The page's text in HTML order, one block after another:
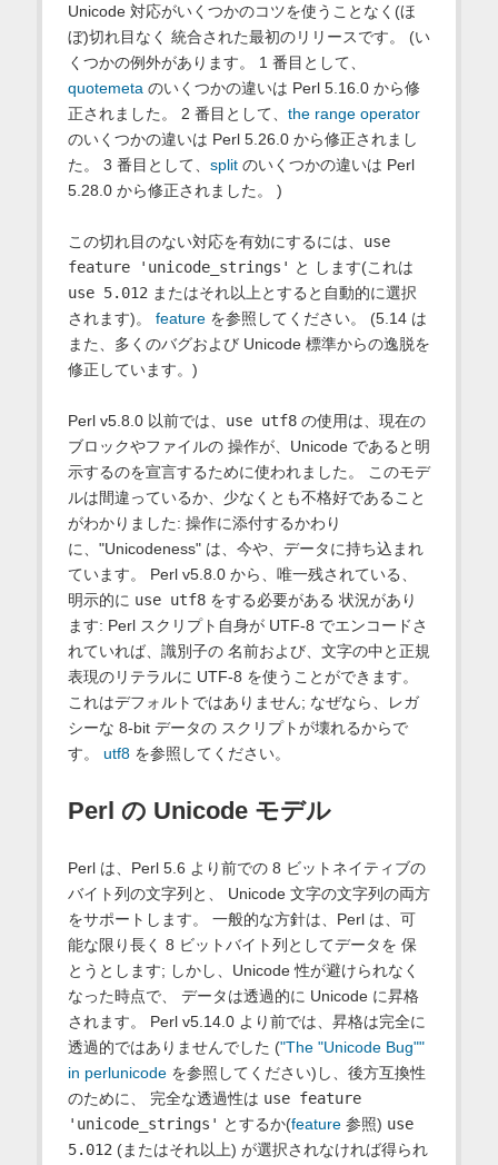
Unicode 対応がいくつかのコツを使うことなく(ほ
ぼ)切れ目なく 統合された最初のリリースです。 (い
くつかの例外があります。 1 番目として、
quotemeta のいくつかの違いは Perl 5.16.0 から修
正されました。 2 番目として、 the range operator
のいくつかの違いは Perl 5.26.0 から修正されまし
た。 3 番目として、 splitのいくつかの違いは Perl
5.28.0 から修正されました。 )
この切れ目のない対応を有効にするには、 use
feature 'unicode_strings' と します(これは
use 5.012 またはそれ以上とすると自動的に選択
されます)。 featureを参照してください。 (5.14 は
また、多くのバグおよび Unicode 標準からの逸脱を
修正しています。)
Perl v5.8.0 以前では、 use utf8の使用は、現在の
ブロックやファイルの 操作が、Unicode であると明
示するのを宣言するために使われました。 このモデ
ルは間違っているか、少なくとも不格好であること
がわかりました: 操作に添付するかわり
に、"Unicodeness" は、今や、データに持ち込まれ
ています。 Perl v5.8.0 から、唯一残されている、
明示的に use utf8をする必要がある 状況があり
ます: Perl スクリプト自身が UTF-8 でエンコードさ
れていれば、識別子の 名前および、文字の中と正規
表現のリテラルに UTF-8 を使うことができます。
これはデフォルトではありません; なぜなら、レガ
シーな 8-bit データの スクリプトが壊れるからで
す。 utf8を参照してください。
Perl の Unicode モデル
Perl は、Perl 5.6 より前での 8 ビットネイティブの
バイト列の文字列と、 Unicode 文字の文字列の両方
をサポートします。 一般的な方針は、Perl は、可
能な限り長く 8 ビットバイト列としてデータを 保
とうとします; しかし、Unicode 性が避けられなく
なった時点で、 データは透過的に Unicode に昇格
されます。 Perl v5.14.0 より前では、昇格は完全に
透過的ではありませんでした ("The "Unicode Bug""
in perlunicodeを参照してください)し、後方互換性
のために、 完全な透過性は use feature
'unicode_strings' とするか(feature参照) use
5.012(またはそれ以上) が選択されなければ得られ